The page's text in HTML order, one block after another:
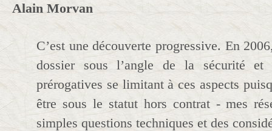
Alain Morvan
C’est une découverte progressive. En
dossier sous l’angle de la sécurité
prérogatives se limitant à ces aspects
être sous le statut hors contrat - mes
simples questions techniques et des